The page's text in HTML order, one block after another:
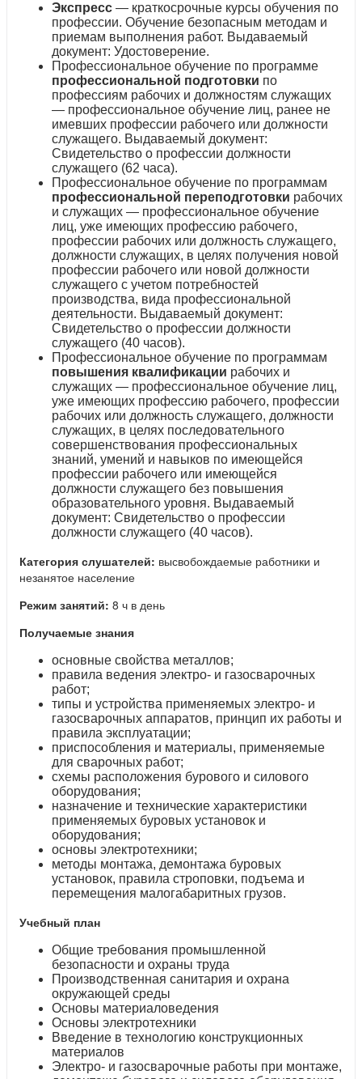
Экспресс — краткосрочные курсы обучения по
профессии. Обучение безопасным методам и
приемам выполнения работ. Выдаваемый
документ: Удостоверение.
Профессиональное обучение по программе
профессиональной подготовки по
профессиям рабочих и должностям служащих
— профессиональное обучение лиц, ранее не
имевших профессии рабочего или должности
служащего. Выдаваемый документ:
Свидетельство о профессии должности
служащего (62 часа).
Профессиональное обучение по программам
профессиональной переподготовки рабочих
и служащих — профессиональное обучение
лиц, уже имеющих профессию рабочего,
профессии рабочих или должность служащего,
должности служащих, в целях получения новой
профессии рабочего или новой должности
служащего с учетом потребностей
производства, вида профессиональной
деятельности. Выдаваемый документ:
Свидетельство о профессии должности
служащего (40 часов).
Профессиональное обучение по программам
повышения квалификации рабочих и
служащих — профессиональное обучение лиц,
уже имеющих профессию рабочего, профессии
рабочих или должность служащего, должности
служащих, в целях последовательного
совершенствования профессиональных
знаний, умений и навыков по имеющейся
профессии рабочего или имеющейся
должности служащего без повышения
образовательного уровня. Выдаваемый
документ: Свидетельство о профессии
должности служащего (40 часов).
Категория слушателей: высвобождаемые работники и
незанятое население
Режим занятий: 8 ч в день
Получаемые знания
основные свойства металлов;
правила ведения электро- и газосварочных
работ;
типы и устройства применяемых электро- и
газосварочных аппаратов, принцип их работы и
правила эксплуатации;
приспособления и материалы, применяемые
для сварочных работ;
схемы расположения бурового и силового
оборудования;
назначение и технические характеристики
применяемых буровых установок и
оборудования;
основы электротехники;
методы монтажа, демонтажа буровых
установок, правила строповки, подъема и
перемещения малогабаритных грузов.
Учебный план
Общие требования промышленной
безопасности и охраны труда
Производственная санитария и охрана
окружающей среды
Основы материаловедения
Основы электротехники
Введение в технологию конструкционных
материалов
Электро- и газосварочные работы при монтаже,